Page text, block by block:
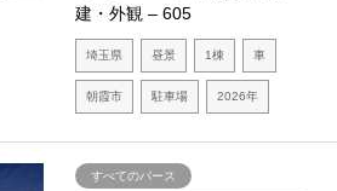
建・外観 – 605
埼玉県 昼景 1棟 車
朝霞市 駐車場 2026年
すべてのパース